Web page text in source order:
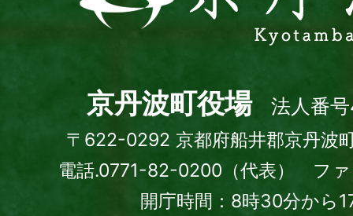
波
town
京丹波町役場 法人番
〒622-0292 京都府船井郡京丹波
電話.0771-82-0200（代表） フ
開庁時間：8時30分から